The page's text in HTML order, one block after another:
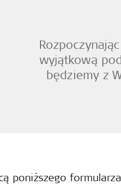
wyjątkową
będziemy z
poniższego